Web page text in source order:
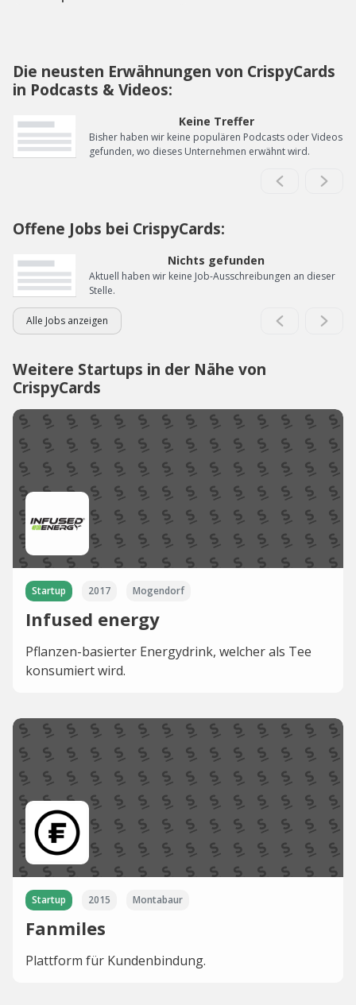
Die neusten Erwähnungen von CrispyCards
in Podcasts & Videos:
Keine Treffer
Bisher haben wir keine populären Podcasts oder Videos
gefunden, wo dieses Unternehmen erwähnt wird.
Offene Jobs bei CrispyCards:
Nichts gefunden
Aktuell haben wir keine Job-Ausschreibungen an dieser
Stelle.
Alle Jobs anzeigen
Weitere Startups in der Nähe von
CrispyCards
Startup 2017 Mogendorf
Infused energy
Pflanzen-basierter Energydrink, welcher als Tee
konsumiert wird.
Startup 2015 Montabaur
Fanmiles
Plattform für Kundenbindung.